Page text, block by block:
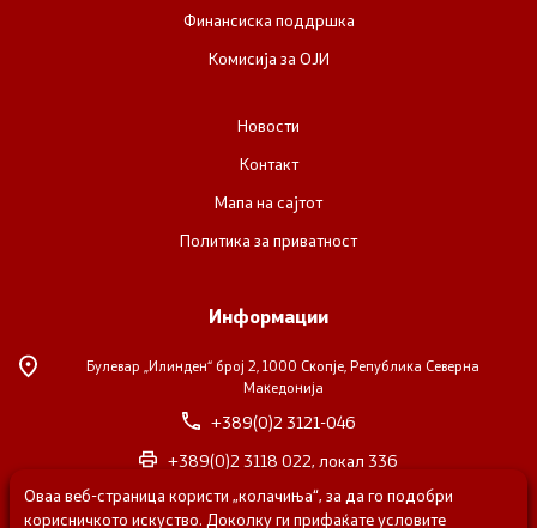
Финансиска поддршка
Комисија за ОЈИ
Новости
Контакт
Мапа на сајтот
Политика за приватност
Информации
Булевар „Илинден“ број 2, 1000 Скопје, Република Северна
Македонија
+389(0)2 3121-046
+389(0)2 3118 022, локал 336
nvosorabotka@gs.gov.mk
Оваа веб-страница користи „колачиња“, за да го подобри
корисничкото искуство. Доколку ги прифаќате условите